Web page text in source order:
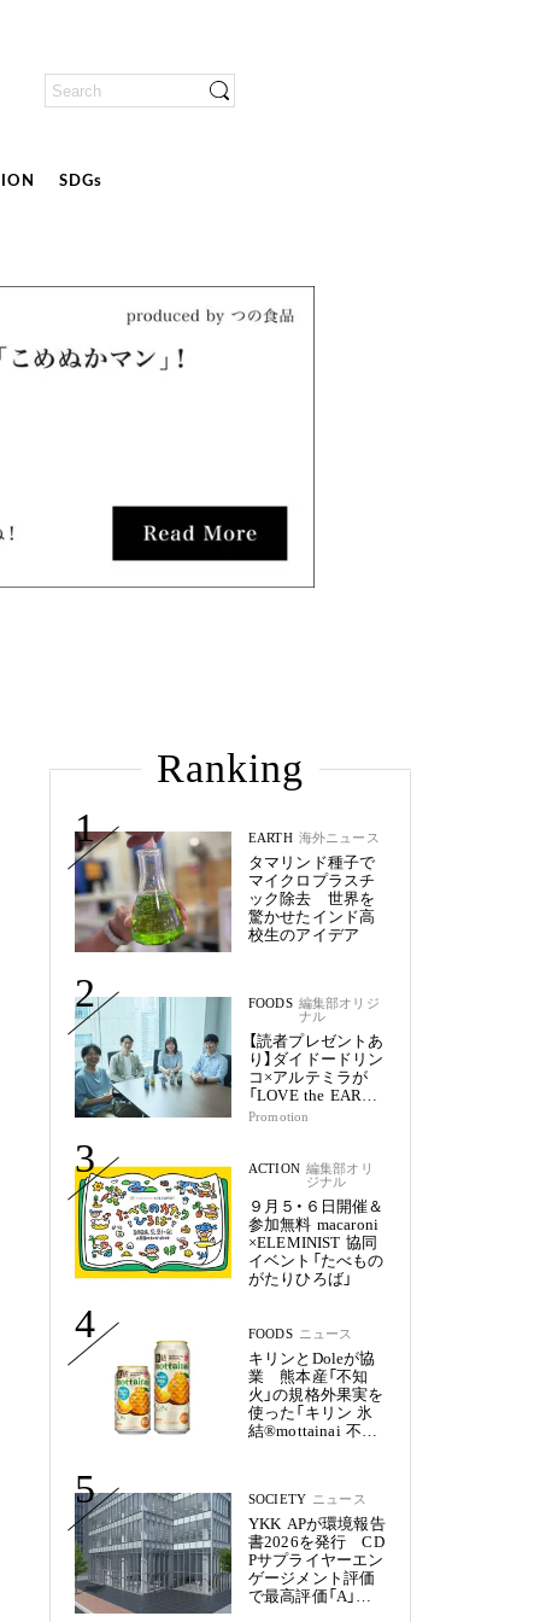
SDGs
Ranking
1
EARTH 海外ニュース
タマリンド種子で
マイクロプラスチ
ック除去 世界を
驚かせたインド高
校生のアイデア
2 FOODS 編集部オリジ
ナル
【読者プレゼントあ
り】ダイドードリン
コ×アルテミラが
「LOVE the EARTH
シリーズ」で目指す
Promotion
3 ACTION 編集部オリ
ジナル
９月５・６日開催＆
参加無料 macaroni
×ELEMINIST 協同
イベント「たべもの
がたりひろば」
4 FOODS ニュース
キリンとDoleが協
業 熊本産「不知
火」の規格外果実を
使った「キリン 氷
結®mottainai 不知
5 SOCIETY ニュース
YKK APが環境報告
書2026を発行 CD
Pサプライヤーエン
ゲージメント評価
で最高評価「A」を